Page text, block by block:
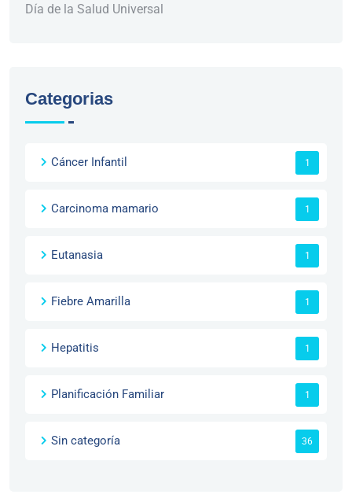
Día de la Salud Universal
Categorias
Cáncer Infantil 1
Carcinoma mamario 1
Eutanasia 1
Fiebre Amarilla 1
Hepatitis 1
Planificación Familiar 1
Sin categoría 36